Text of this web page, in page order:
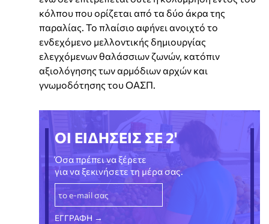
κόλπου που ορίζεται από τα δύο άκρα της
παραλίας. Το πλαίσιο αφήνει ανοιχτό το
ενδεχόμενο μελλοντικής δημιουργίας
ελεγχόμενων θαλάσσιων ζωνών, κατόπιν
αξιολόγησης των αρμόδιων αρχών και
γνωμοδότησης του ΟΑΣΠ.
ΟΙ ΕΙΔΗΣΕΙΣ ΣΕ 2'
Όσα πρέπει να ξέρετε
για να ξεκινήσετε τη μέρα σας.